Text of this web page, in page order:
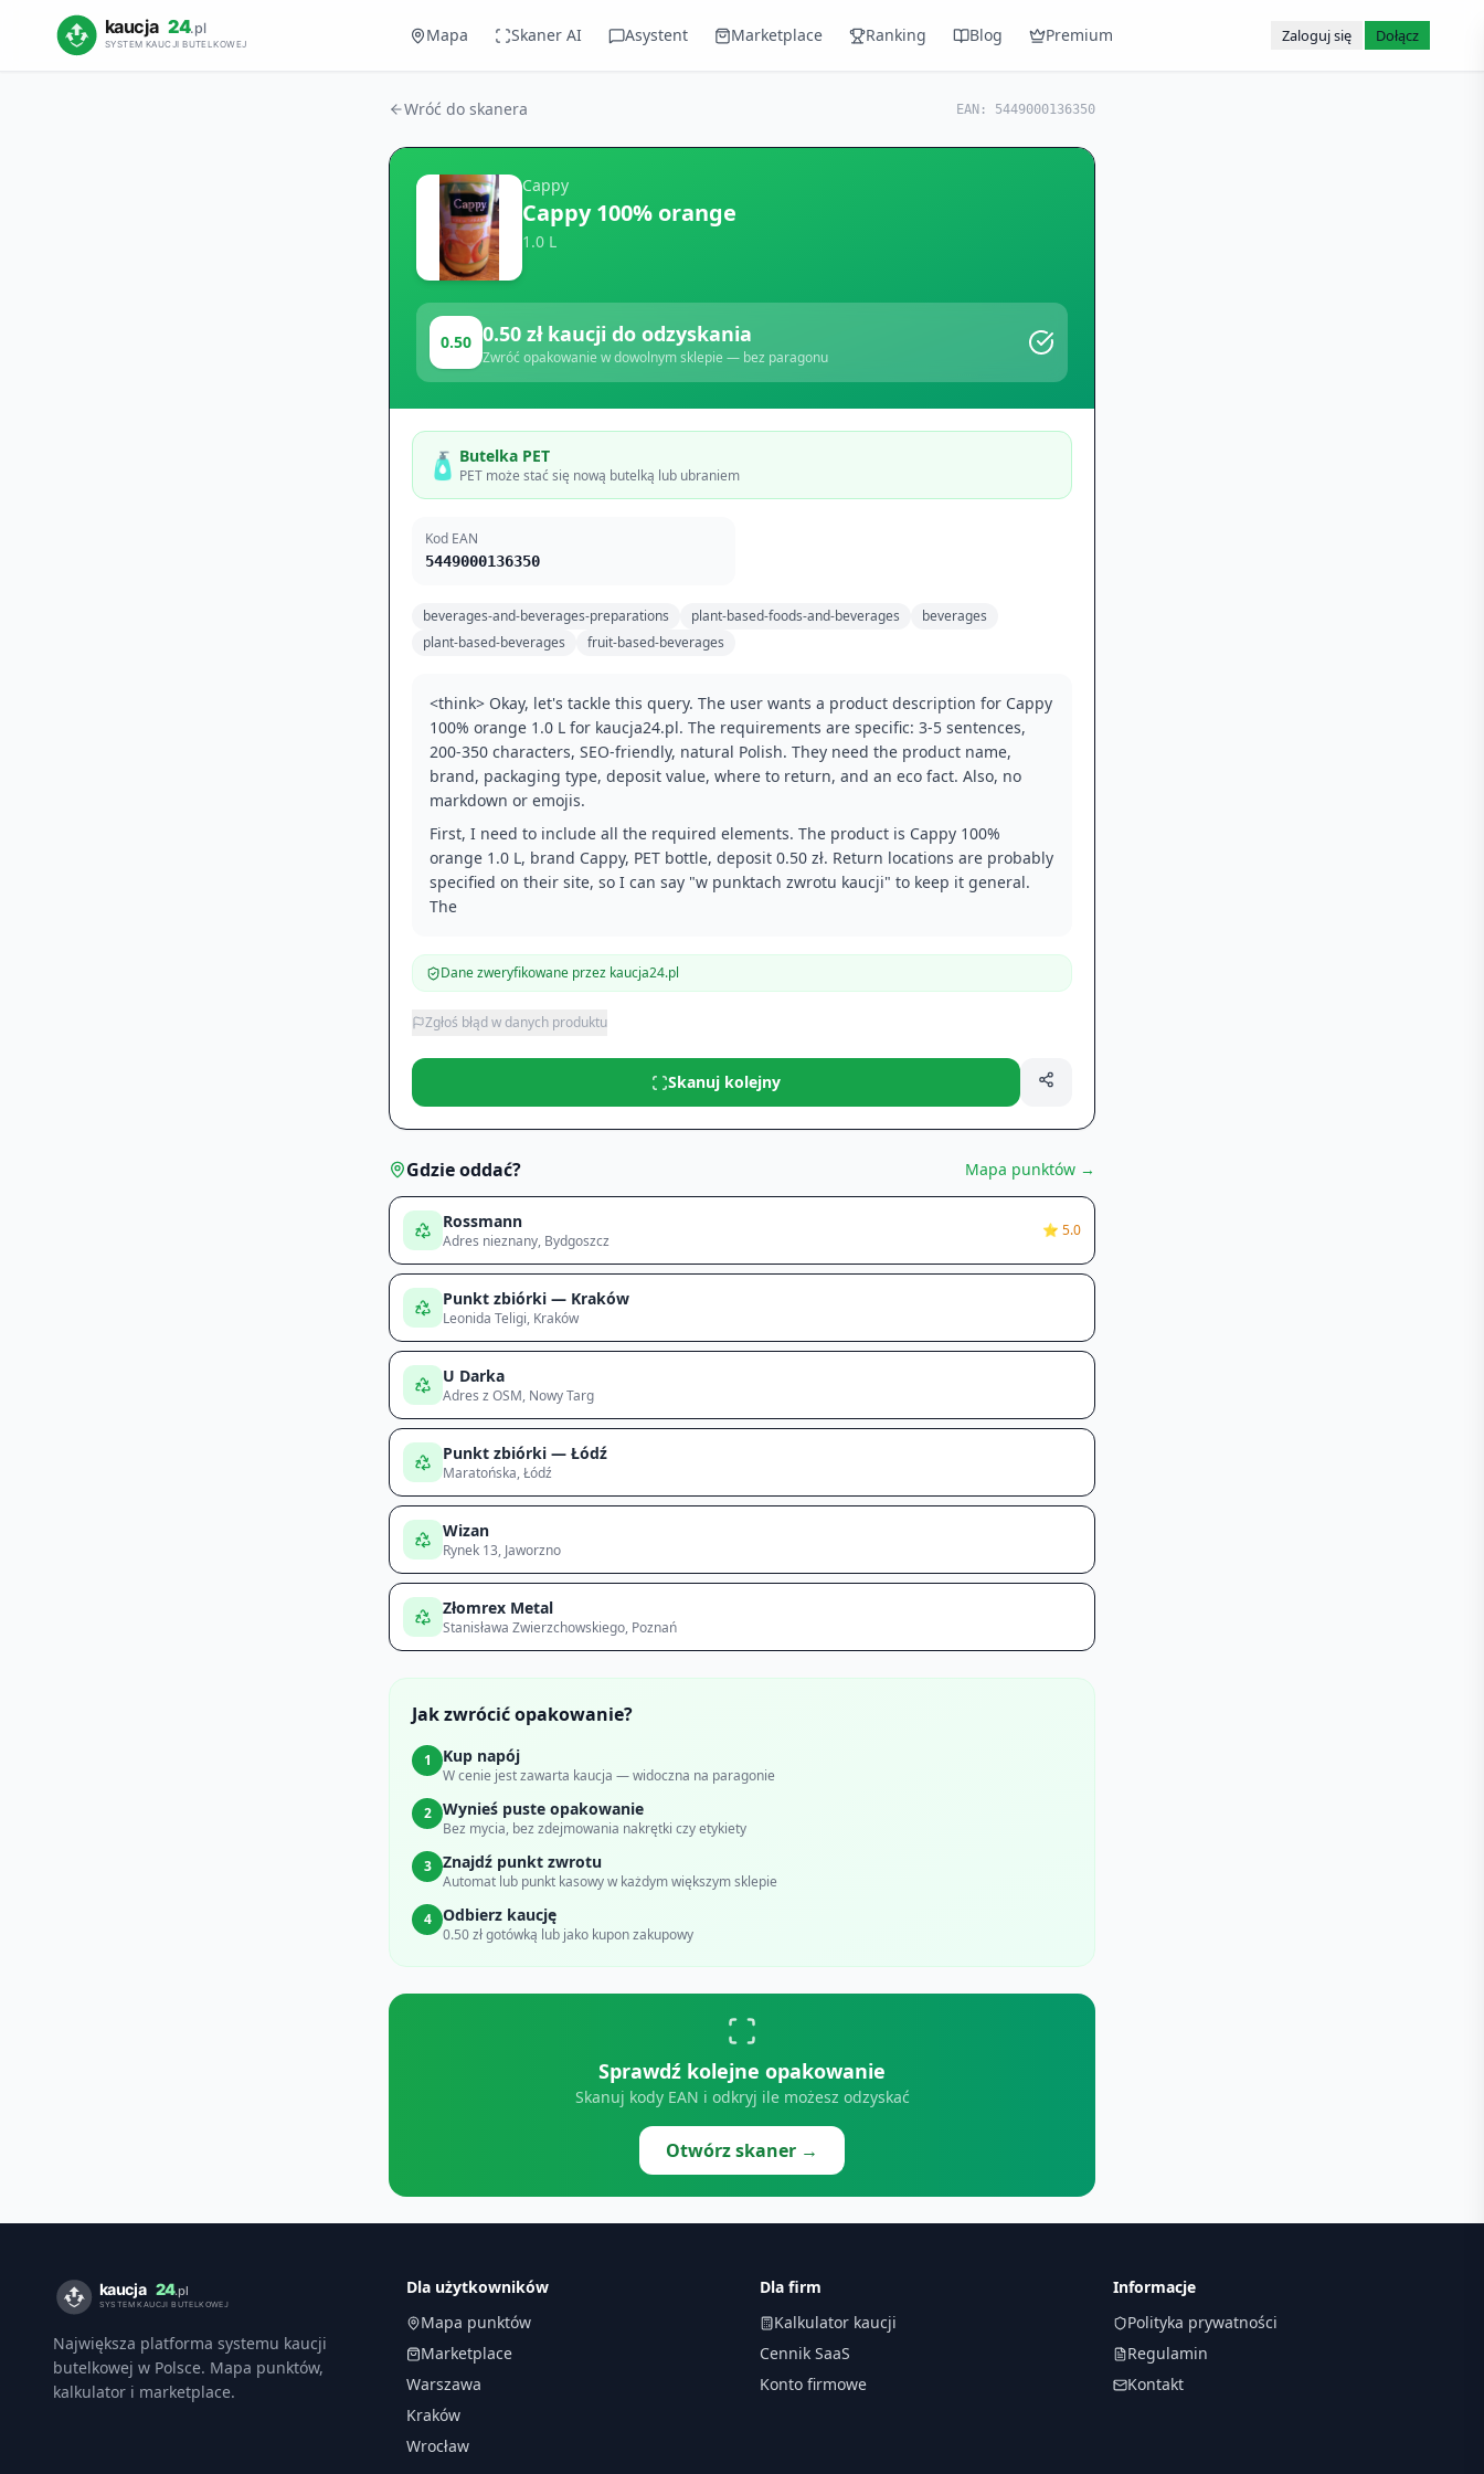
Mapa Skaner AI Asystent Marketplace Ranking Blog Premium Zaloguj się Dołącz
Wróć do skanera EAN: 5449000136350
Cappy
Cappy 100% orange
1.0 L
0.50 0.50 zł kaucji do odzyskania
Zwróć opakowanie w dowolnym sklepie — bez paragonu
🧴 Butelka PET
PET może stać się nową butelką lub ubraniem
Kod EAN
5449000136350
beverages-and-beverages-preparations plant-based-foods-and-beverages
beverages
plant-based-beverages
fruit-based-beverages
<think> Okay, let's tackle this query. The user wants a product description for Cappy
100% orange 1.0 L for kaucja24.pl. The requirements are specific: 3-5 sentences,
200-350 characters, SEO-friendly, natural Polish. They need the product name,
brand, packaging type, deposit value, where to return, and an eco fact. Also, no
markdown or emojis.
First, I need to include all the required elements. The product is Cappy 100%
orange 1.0 L, brand Cappy, PET bottle, deposit 0.50 zł. Return locations are probably
specified on their site, so I can say "w punktach zwrotu kaucji" to keep it general.
The
Dane zweryfikowane przez kaucja24.pl
Zgłoś błąd w danych produktu
Skanuj kolejny
Gdzie oddać? Mapa punktów →
Rossmann
Adres nieznany, Bydgoszcz
⭐ 5.0
Punkt zbiórki — Kraków
Leonida Teligi, Kraków
U Darka
Adres z OSM, Nowy Targ
Punkt zbiórki — Łódź
Maratońska, Łódź
Wizan
Rynek 13, Jaworzno
Złomrex Metal
Stanisława Zwierzchowskiego, Poznań
Jak zwrócić opakowanie?
1 Kup napój
W cenie jest zawarta kaucja — widoczna na paragonie
2
Wynieś puste opakowanie
Bez mycia, bez zdejmowania nakrętki czy etykiety
3
Znajdź punkt zwrotu
Automat lub punkt kasowy w każdym większym sklepie
4
Odbierz kaucję
0.50 zł gotówką lub jako kupon zakupowy
Sprawdź kolejne opakowanie
Skanuj kody EAN i odkryj ile możesz odzyskać
Otwórz skaner →
Największa platforma systemu kaucji
butelkowej w Polsce. Mapa punktów,
kalkulator i marketplace.
Dla użytkowników
Mapa punktów
Marketplace
Warszawa
Kraków
Wrocław
Dla firm
Kalkulator kaucji
Cennik SaaS
Konto firmowe
Informacje
Polityka prywatności
Regulamin
Kontakt